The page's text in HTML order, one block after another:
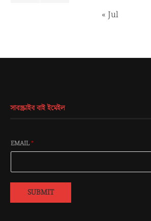
« Jul
সাবস্ক্রাইব বাই ইমেইল
EMAIL*
SUBMIT